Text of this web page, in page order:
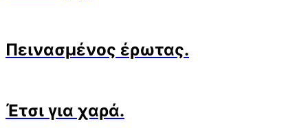
Πεινασμένος έρωτας.
Έτσι για χαρά.